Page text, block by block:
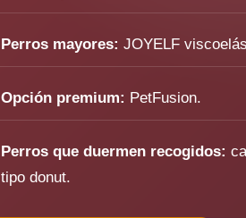
Perros mayores: JOYELF
Opción premium: PetFusion.
Perros que duermen recogidos:
tipo donut.